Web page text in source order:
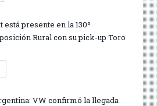
está presente en la 130º
Rural con su pick-up Toro
VW confirmó la llegada